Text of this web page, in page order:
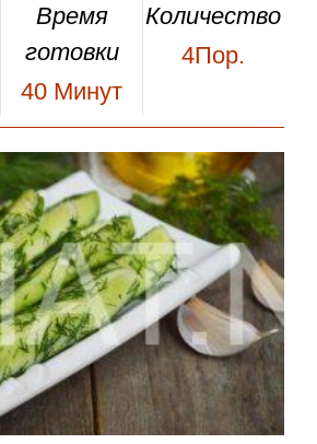
Время
готовки
40 Минут
Количество
4Пор.